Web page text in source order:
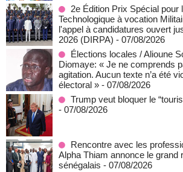
2e Édition Prix Spécial pour
Technologique à vocation
l'appel à candidatures ouvert
2026 (DIRPA) - 07/08/2026
Élections locales / Alioune
Diomaye: « Je ne comprends
agitation. Aucun texte n’a été
électoral » - 07/08/2026
Trump veut bloquer le
- 07/08/2026
Rencontre avec les
Alpha Thiam annonce le grand
sénégalais - 07/08/2026